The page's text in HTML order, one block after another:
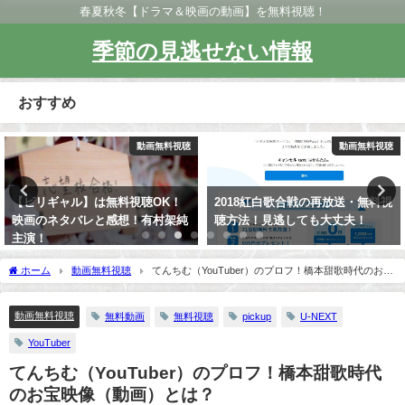
春夏秋冬【ドラマ＆映画の動画】を無料視聴！
季節の見逃せない情報
おすすめ
動画無料視聴
【ビリギャル】は無料視聴OK！
映画のネタバレと感想！有村架純
主演！
動画無料視聴
2018紅白歌合戦の再放送・無料視
聴方法！見逃しても大丈夫！
ホーム 動画無料視聴
てんちむ（YouTuber）のプロフ！橋本甜歌時代のお宝
映像（動画）とは？
動画無料視聴 無料動画 無料視聴 pickup U-NEXT
YouTuber
てんちむ（YouTuber）のプロフ！橋本甜歌時代
のお宝映像（動画）とは？